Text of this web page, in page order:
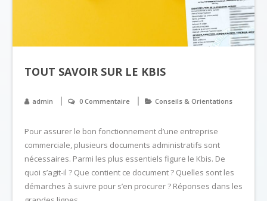
TOUT SAVOIR SUR LE KBIS
admin 0 Commentaire Conseils & Orientations
Pour assurer le bon fonctionnement d’une entreprise
commerciale, plusieurs documents administratifs sont
nécessaires. Parmi les plus essentiels figure le Kbis. De
quoi s’agit-il ? Que contient ce document ? Quelles sont les
démarches à suivre pour s’en procurer ? Réponses dans les